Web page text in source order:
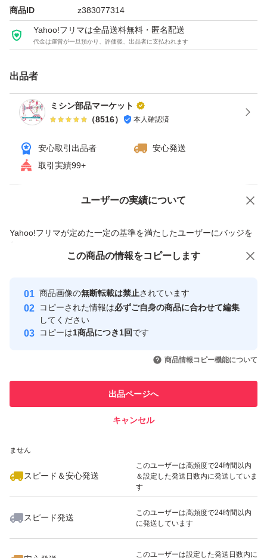
商品ID z383077314
Yahoo!フリマは全品送料無料・匿名配送
代金は運営が一旦預かり、評価後、出品者に支払われます
出品者
ミシン部品マーケット
（8516） 本人確認済
安心取引出品者
安心発送
取引実績99+
ユーザーの実績について
Yahoo!フリマが定めた一定の基準を満たしたユーザーにバッジを
付与しています
安心取引出品者
心・安全なユーザーです
取引実績
引を完了させた実績があります
での取引実績があります
ません
スピード＆安心発送
このユーザーは高頻度で24時間以内
＆設定した発送日数内に発送していま
す
スピード発送
このユーザーは高頻度で24時間以内
に発送しています
このユーザーは設定した発送日数内に
価格の相談 商品への質問
この商品の情報をコピーします
商品画像の無断転載は禁止されています
コピーされた情報は必ずご自身の商品に合わせて編集
してください
コピーは1商品につき1回です
商品情報コピー機能について
出品ページへ
キャンセル
この商品をみている人にオススメ
いいね！
800